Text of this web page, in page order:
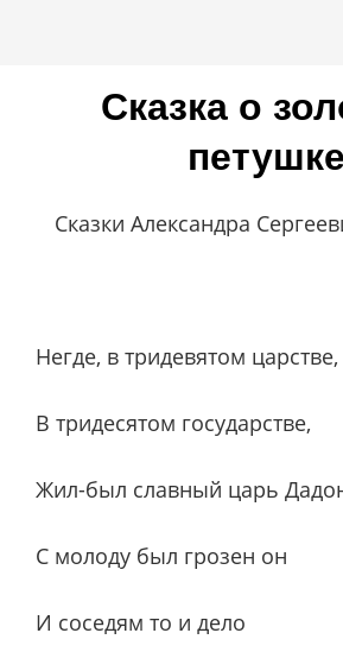
Сказка о
петушке
Сказки Александра
Негде, в тридевятом царстве,
В тридесятом государстве,
Жил-был славный царь
С молоду был грозен он
И соседям то и дело